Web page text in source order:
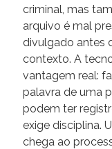
criminal, mas
arquivo é mal
divulgado antes
contexto. A
vantagem real:
palavra de uma
podem ter
exige disciplina.
chega ao